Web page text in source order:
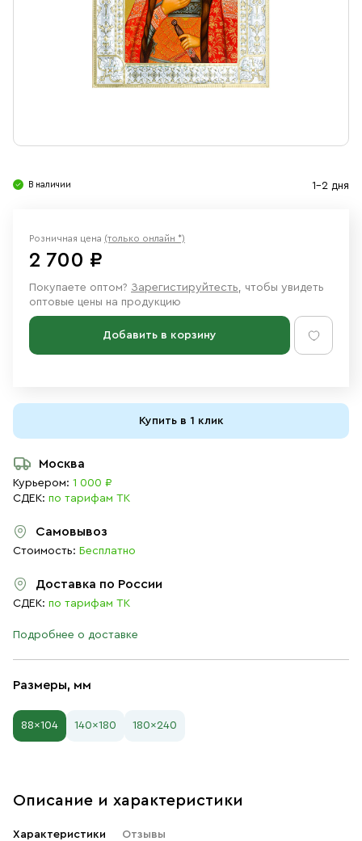
Ювелирные изделия
В наличии 1-2 дня
Размеры, мм
88×104 140×180 180×240
Розничная цена (только онлайн *)
2 700 ₽
Покупаете оптом? Зарегистируйтесть, чтобы увидеть
оптовые цены на продукцию
Добавить в корзину
Купить в 1 клик
Москва
Курьером: 1 000 ₽
СДЕК: по тарифам ТК
Самовывоз
Стоимость: Бесплатно
Доставка по России
СДЕК: по тарифам ТК
Подробнее о доставке
Описание и характеристики
Характеристики Отзывы